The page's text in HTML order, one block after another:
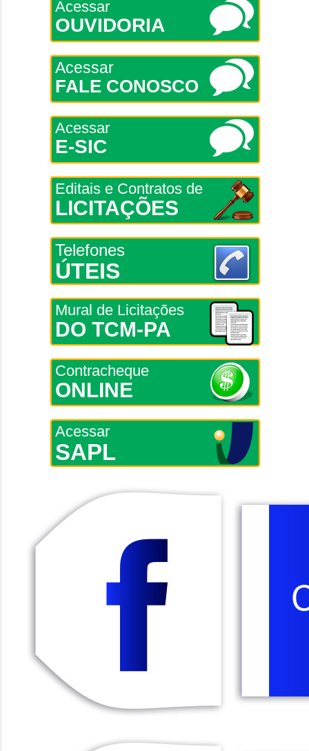
Acessar
OUVIDORIA
Acessar
FALE CONOSCO
Acessar
E-SIC
Editais e Contratos de
LICITAÇÕES
Telefones
ÚTEIS
Mural de Licitações
DO TCM-PA
Contracheque
ONLINE
Acessar
SAPL